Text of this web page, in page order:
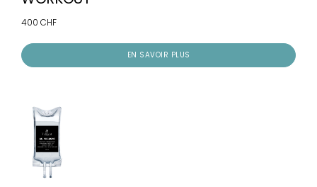
400 CHF
EN SAVOIR PLUS